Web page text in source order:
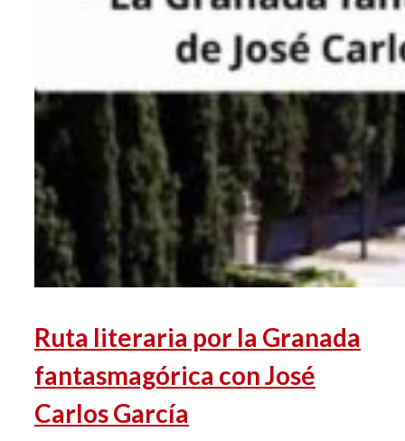
Ruta literaria por la Granada
fantasmagórica con José
Carlos García